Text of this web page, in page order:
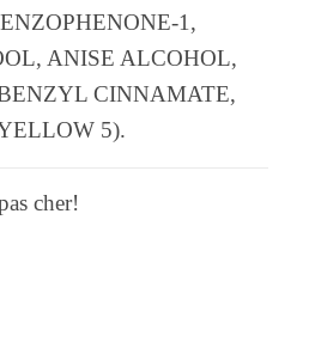
1,
ANISE ALCOHOL,
CINNAMATE,
5).
cher!